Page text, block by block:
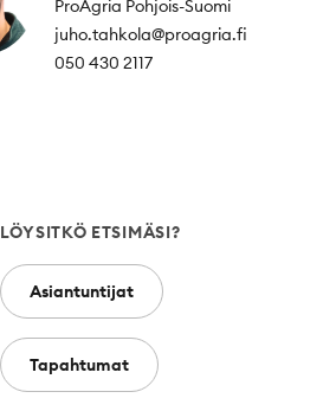
ProAgria Pohjois-Suomi
juho.tahkola@proagria.fi
050 430 2117
LÖYSITKÖ ETSIMÄSI?
Asiantuntijat
Tapahtumat